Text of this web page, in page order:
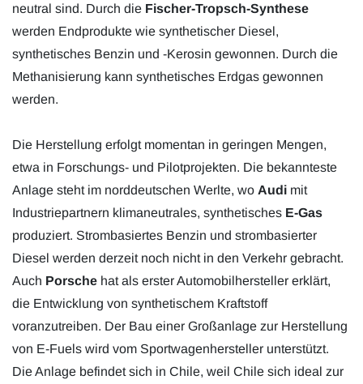
neutral sind. Durch die Fischer-Tropsch-Synthese
werden Endprodukte wie synthetischer Diesel,
synthetisches Benzin und -Kerosin gewonnen. Durch die
Methanisierung kann synthetisches Erdgas gewonnen
werden.
Die Herstellung erfolgt momentan in geringen Mengen,
etwa in Forschungs- und Pilotprojekten. Die bekannteste
Anlage steht im norddeutschen Werlte, wo Audi mit
Industriepartnern klimaneutrales, synthetisches E-Gas
produziert. Strombasiertes Benzin und strombasierter
Diesel werden derzeit noch nicht in den Verkehr gebracht.
Auch Porsche hat als erster Automobilhersteller erklärt,
die Entwicklung von synthetischem Kraftstoff
voranzutreiben. Der Bau einer Großanlage zur Herstellung
von E-Fuels wird vom Sportwagenhersteller unterstützt.
Die Anlage befindet sich in Chile, weil Chile sich ideal zur